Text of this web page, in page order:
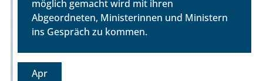
möglich gemacht wird mit ihren
Abgeordneten, Ministerinnen und Ministern
ins Gespräch zu kommen.
Apr